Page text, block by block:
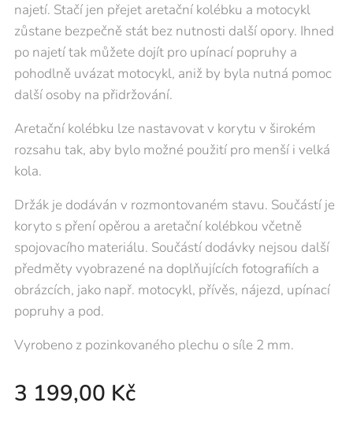
najetí. Stačí jen přejet aretační kolébku a motocykl
zůstane bezpečně stát bez nutnosti další opory. Ihned
po najetí tak můžete dojít pro upínací popruhy a
pohodlně uvázat motocykl, aniž by byla nutná pomoc
další osoby na přidržování.
Aretační kolébku lze nastavovat v korytu v širokém
rozsahu tak, aby bylo možné použití pro menší i velká
kola.
Držák je dodáván v rozmontovaném stavu. Součástí je
koryto s pření opěrou a aretační kolébkou včetně
spojovacího materiálu. Součástí dodávky nejsou další
předměty vyobrazené na doplňujících fotografiích a
obrázcích, jako např. motocykl, přívěs, nájezd, upínací
popruhy a pod.
Vyrobeno z pozinkovaného plechu o síle 2 mm.
3 199,00 Kč